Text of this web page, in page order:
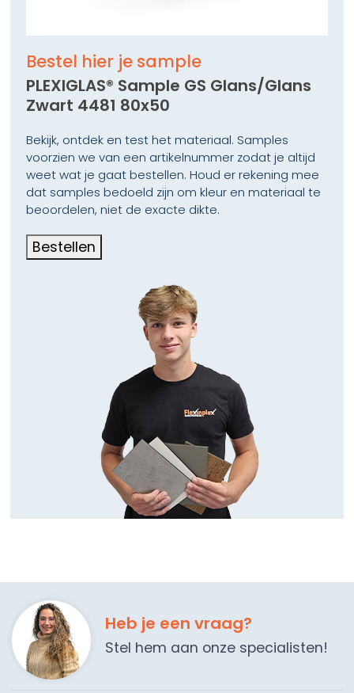
Bestel hier je sample
PLEXIGLAS® Sample GS Glans/Glans
Zwart 4481 80x50
Bekijk, ontdek en test het materiaal. Samples
voorzien we van een artikelnummer zodat je altijd
weet wat je gaat bestellen. Houd er rekening mee
dat samples bedoeld zijn om kleur en materiaal te
beoordelen, niet de exacte dikte.
Bestellen
Heb je een vraag?
Stel hem aan onze specialisten!